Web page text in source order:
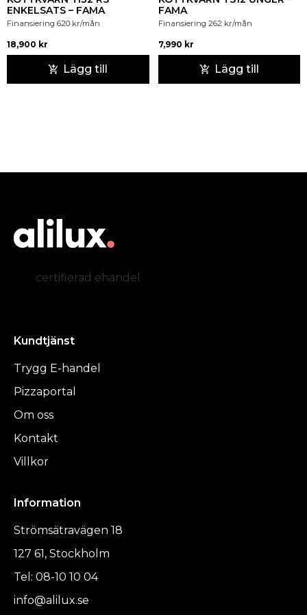
ENKELSATS – FAMA
Finansiering 620 kr/mån
18,900 kr
Lägg till
FAMA
Finansiering 262 kr/mån
7,990 kr
Lägg till
certifierad ehandel
Kundtjänst
Trygg E-handel
Pizzaportal
Om oss
Kontakt
Villkor
Information
Strömsätravägen 18
127 61, Stockholm
Tel: 08-10 10 04
info@alilux.se